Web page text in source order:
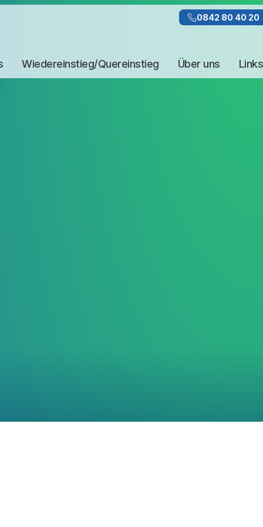
0842 80 40 20
Wiedereinstieg/Quereinstieg Über uns Links